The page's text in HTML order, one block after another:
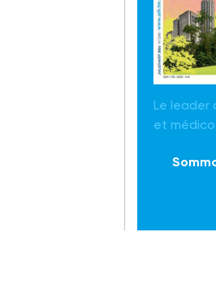
Le leader
et